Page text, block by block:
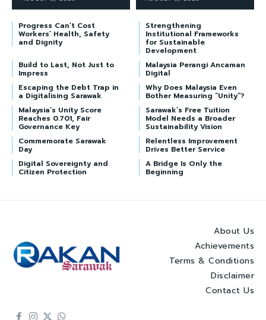
Progress Can’t Cost
Workers’ Health, Safety
and Dignity
Strengthening
Institutional Frameworks
for Sustainable
Development
Build to Last, Not Just to
Impress
Malaysia Perangi Ancaman
Digital
Escaping the Debt Trap in
a Digitalising Sarawak
Why Does Malaysia Even
Bother Measuring “Unity”?
Malaysia’s Unity Score
Reaches 0.701, Fair
Governance Key
Sarawak’s Free Tuition
Model Needs a Broader
Sustainability Vision
Commemorate Sarawak
Day
Relentless Improvement
Drives Better Service
Digital Sovereignty and
Citizen Protection
A Bridge Is Only the
Beginning
About Us
Achievements
Terms & Conditions
Disclaimer
Contact Us